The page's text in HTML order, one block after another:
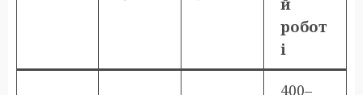
й
робот
і
400–